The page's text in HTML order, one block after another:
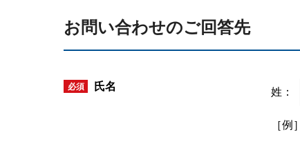
お問い合わせのご回答先
必須 氏名 姓：
［